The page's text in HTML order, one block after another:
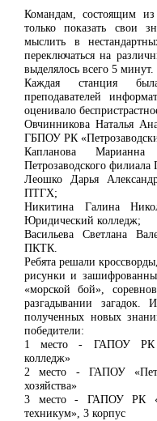
Командам, состоящим
только показать свои
мыслить в
переключаться на
выделялось всего 5 минут.
Каждая станция
преподавателей
оценивало
Овчинникова Наталья
ГБПОУ РК
Капланова
Петрозаводского
Леошко Дарья
ПТГХ;
Никитина Галина
Юридический колледж;
Васильева Светлана
ПКТК.
Ребята решали
рисунки и
«морской бой»,
разгадывании
полученных новых
победители:
1 место - ГАПОУ РК
колледж»
2 место - ГАПОУ
хозяйства»
3 место - ГАПОУ РК
техникум», 3 корпус